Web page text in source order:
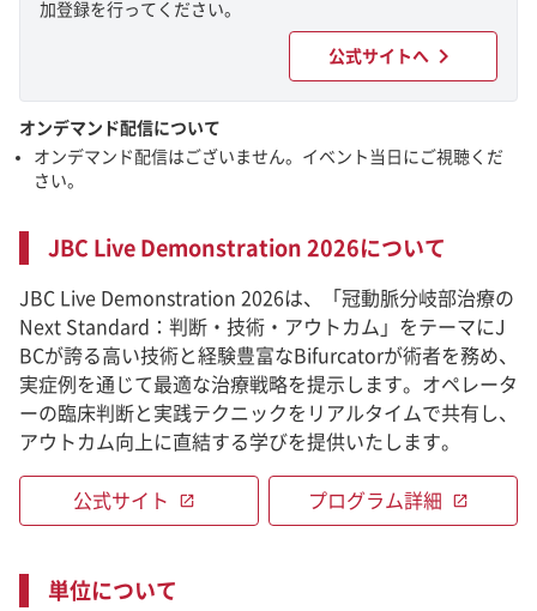
加登録を行ってください。
公式サイトへ chevron_right
オンデマンド配信について
オンデマンド配信はございません。イベント当日にご視聴くだ
さい。
JBC Live Demonstration 2026について
JBC Live Demonstration 2026は、「冠動脈分岐部治療の
Next Standard：判断・技術・アウトカム」をテーマにJ
BCが誇る高い技術と経験豊富なBifurcatorが術者を務め、
実症例を通じて最適な治療戦略を提示します。オペレータ
ーの臨床判断と実践テクニックをリアルタイムで共有し、
アウトカム向上に直結する学びを提供いたします。
公式サイト open_in_new プログラム詳細 open_in_new
単位について